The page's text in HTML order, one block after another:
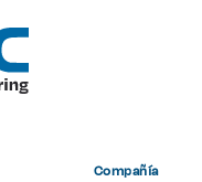
Compañía